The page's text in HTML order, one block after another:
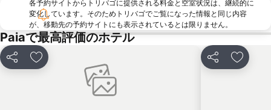
各予約サイトからトリバゴに提供される料金と空室状況は、継続的に
変化しています。そのためトリバゴでご覧になった情報と同じ内容
が、移動先の予約サイトにも表示されているとは限りません。
Paiaで最高評価のホテル
シェア お気に入りに追加 シェア お気に